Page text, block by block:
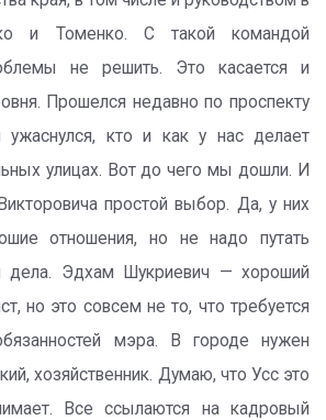
и Томенко. С такой командой
не решить. Это касается и
Прошелся недавно по проспекту
кто и как у нас делает
улицах. Вот до чего мы дошли. И
простой выбор. Да, у них
отношения, но не надо путать
дела. Эдхам Шукриевич — хороший
но это совсем не то, что требуется
мэра. В городе нужен
хозяйственник. Думаю, что Усс это
Все ссылаются на кадровый